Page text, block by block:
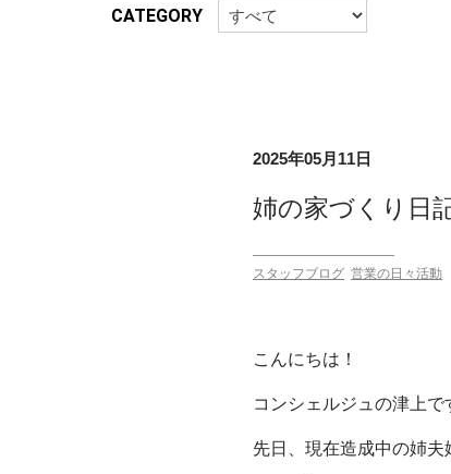
CATEGORY
2025年05月11日
姉の家づくり日
スタッフブログ 営業の日々活動
こんにちは！
コンシェルジュの津上で
先日、現在造成中の姉夫